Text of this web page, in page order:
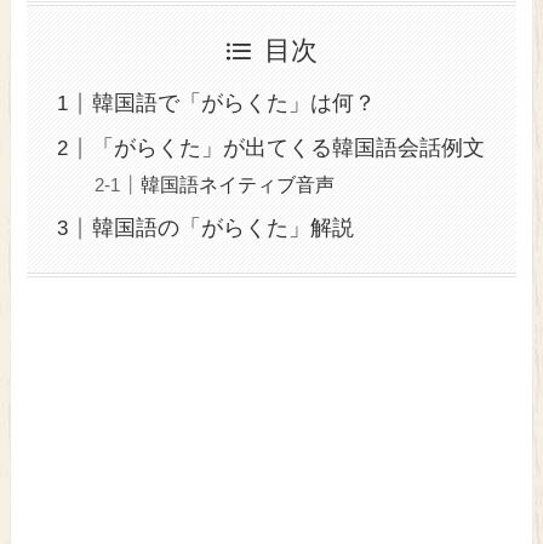
目次
韓国語で「がらくた」は何？
「がらくた」が出てくる韓国語会話例文
韓国語ネイティブ音声
韓国語の「がらくた」解説